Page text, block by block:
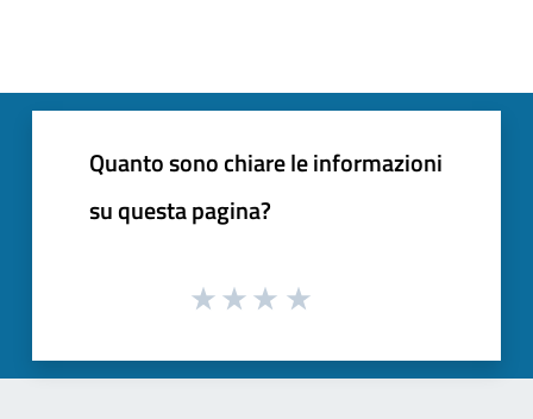
Quanto sono chiare le informazioni
su questa pagina?